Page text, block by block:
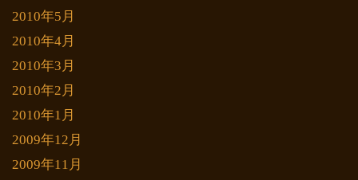
2010年5月
2010年4月
2010年3月
2010年2月
2010年1月
2009年12月
2009年11月